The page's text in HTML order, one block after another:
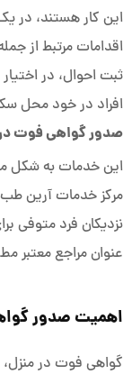
این کار هستند، در
اقدامات مرتبط از
ثبت احوال، در
افراد در خود محل
صدور گواهی فوت در
این خدمات به شکل
مرکز خدمات آرین طب
نزدیکان فرد متوفی
عنوان مراجع معتبر
اهمیت صدور
گواهی فوت در منزل،